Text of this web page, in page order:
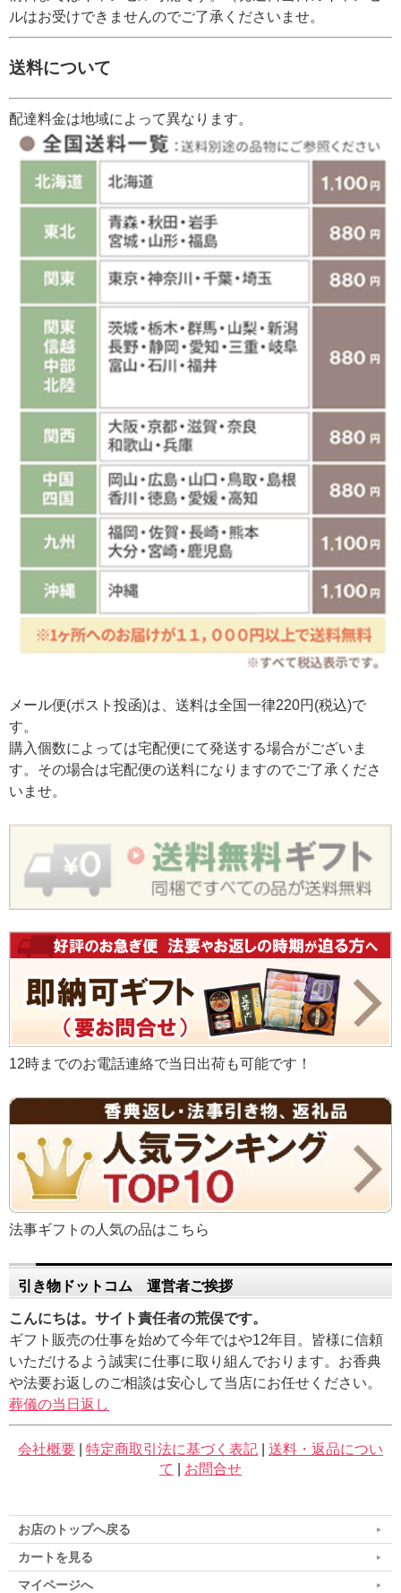
ルはお受けできませんのでご了承くださいませ。
送料について
配達料金は地域によって異なります。
メール便(ポスト投函)は、送料は全国一律220円(税込)で
す。
購入個数によっては宅配便にて発送する場合がございま
す。その場合は宅配便の送料になりますのでご了承くださ
いませ。
12時までのお電話連絡で当日出荷も可能です！
法事ギフトの人気の品はこちら
引き物ドットコム 運営者ご挨拶
こんにちは。サイト責任者の荒俣です。
ギフト販売の仕事を始めて今年ではや12年目。皆様に信頼
いただけるよう誠実に仕事に取り組んでおります。お香典
や法要お返しのご相談は安心して当店にお任せください。
葬儀の当日返し
会社概要 特定商取引法に基づく表記
送料・返品につい
て
お問合せ
お店のトップへ戻る
カートを見る
マイページへ